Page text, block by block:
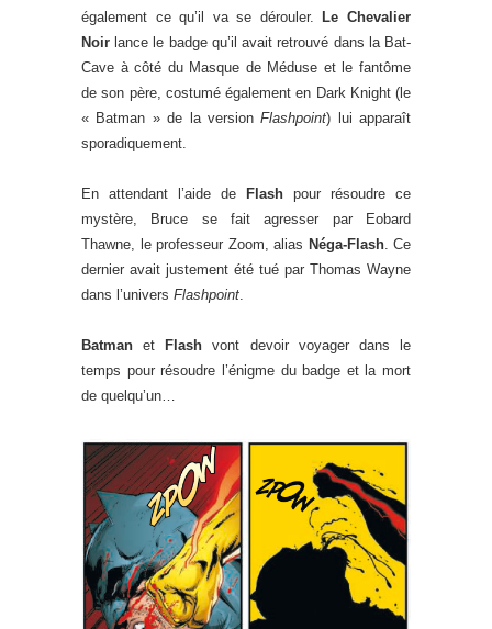
également ce qu’il va se dérouler.
Le Chevalier
Noir lance le badge qu’il avait retrouvé dans la Bat-
Cave à côté du Masque de Méduse et le fantôme
de son père, costumé également en Dark Knight (le
« Batman » de la versionFlashpoint) lui apparaît
sporadiquement.
En attendant l’aide de Flash pour résoudre ce
mystère, Bruce se fait agresser par Eobard
Thawne, le professeur Zoom, alias Néga-Flash. Ce
dernier avait justement été tué par Thomas Wayne
dans l’univers Flashpoint.
Batmanet Flash vont devoir voyager dans le
temps pour résoudre l’énigme du badge et la mort
de quelqu’un…